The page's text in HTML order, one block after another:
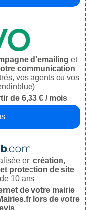
d'emailing et
communication
vos agents ou vos
de 6,33 € / mois
encréation,
protection de site
10 ans
de votre mairie
lors de votre